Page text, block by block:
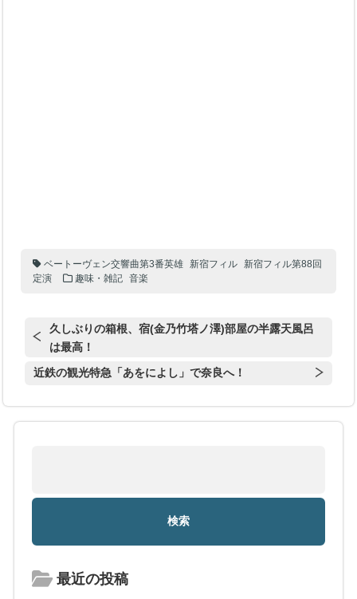
ベートーヴェン交響曲第3番英雄 新宿フィル
新宿フィル第88回
定演
趣味・雑記 音楽
久しぶりの箱根、宿(金乃竹塔ノ澤)部屋の半露天風呂
は最高！
近鉄の観光特急「あをによし」で奈良へ！
最近の投稿